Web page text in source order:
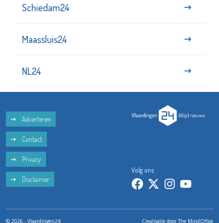
Schiedam24
Maassluis24
NL24
Adverteren
Contact
Privacy
Disclaimer
Volg ons:
© 2026 - Vlaardingen24 Crealisatie doorThe MindOffice